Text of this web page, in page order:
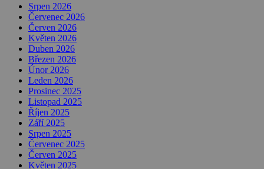
Srpen 2026
Červenec 2026
Červen 2026
Květen 2026
Duben 2026
Březen 2026
Únor 2026
Leden 2026
Prosinec 2025
Listopad 2025
Říjen 2025
Září 2025
Srpen 2025
Červenec 2025
Červen 2025
Květen 2025